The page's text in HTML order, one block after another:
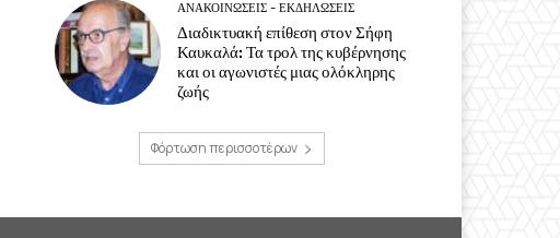
ΑΝΑΚΟΙΝΩΣΕΙΣ - ΕΚΔΗΛΩΣΕΙΣ
Διαδικτυακή επίθεση στον Σήφη
Καυκαλά: Τα τρολ της κυβέρνησης
και οι αγωνιστές μιας ολόκληρης
ζωής
Φόρτωση περισσοτέρων